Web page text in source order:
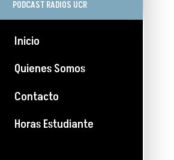
PODCAST RADIOS UCR
Inicio
Quienes Somos
Contacto
Horas Estudiante